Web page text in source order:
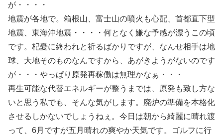
が・・・・
地震が各地で。箱根山、富士山の噴火も心配、首都直下型
地震、東海沖地震・・・・何となく嫌な予感が漂うこの頃
です。杞憂に終われと祈るばかりですが、なんせ相手は地
球、大地そのものなんですから、あがきようがないのです
が・・・やっぱり原発再稼働は無理かなぁ・・・
再生可能な代替エネルギーが整うまでは、原発も致し方な
いと思う私でも、そんな気がします。廃炉の準備を本格化
させるしかないでしょうねぇ。今日は朝から綺麗に晴れ渡
って、6月ですが五月晴れの爽やか天気です。ゴルフに行